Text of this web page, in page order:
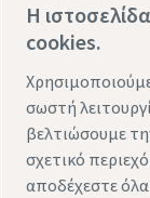
Service
Sales
210 3499670
Η
cookies.
σωστή
βελτιώσουμε
σχετικό
αποδέχεστε